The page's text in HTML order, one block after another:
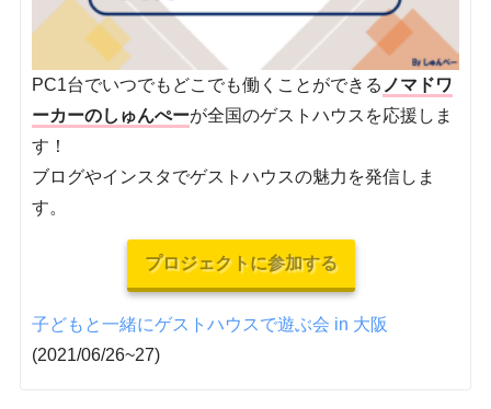
PC1台でいつでもどこでも働くことができる ノマドワ
ーカーのしゅんぺーが全国のゲストハウスを応援しま
す！
ブログやインスタでゲストハウスの魅力を発信しま
す。
プロジェクトに参加する
子どもと一緒にゲストハウスで遊ぶ会 in 大阪
(2021/06/26~27)